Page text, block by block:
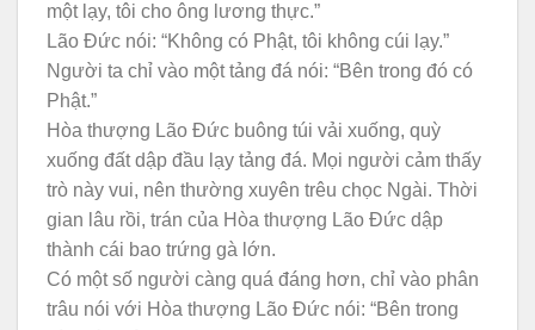
một lạy, tôi cho ông lương thực.”
Lão Đức nói: “Không có Phật, tôi không cúi lạy.”
Người ta chỉ vào một tảng đá nói: “Bên trong đó có
Phật.”
Hòa thượng Lão Đức buông túi vải xuống, quỳ
xuống đất dập đầu lạy tảng đá. Mọi người cảm thấy
trò này vui, nên thường xuyên trêu chọc Ngài. Thời
gian lâu rồi, trán của Hòa thượng Lão Đức dập
thành cái bao trứng gà lớn.
Có một số người càng quá đáng hơn, chỉ vào phân
trâu nói với Hòa thượng Lão Đức nói: “Bên trong